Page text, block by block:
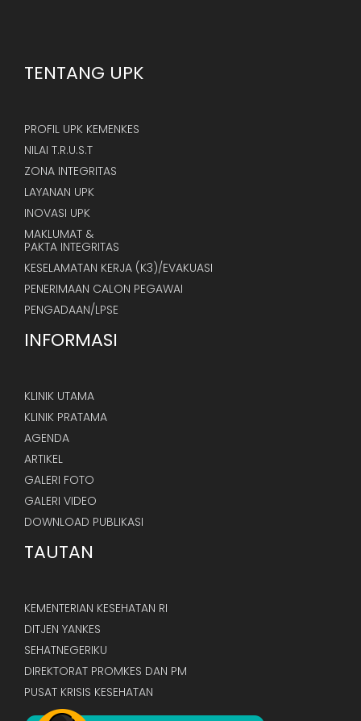
TENTANG UPK
PROFIL UPK KEMENKES
NILAI T.R.U.S.T
ZONA INTEGRITAS
LAYANAN UPK
INOVASI UPK
MAKLUMAT &
PAKTA INTEGRITAS
KESELAMATAN KERJA (K3)/EVAKUASI
PENERIMAAN CALON PEGAWAI
PENGADAAN/LPSE
INFORMASI
KLINIK UTAMA
KLINIK PRATAMA
AGENDA
ARTIKEL
GALERI FOTO
GALERI VIDEO
DOWNLOAD PUBLIKASI
TAUTAN
KEMENTERIAN KESEHATAN RI
DITJEN YANKES
SEHATNEGERIKU
DIREKTORAT PROMKES DAN PM
PUSAT KRISIS KESEHATAN